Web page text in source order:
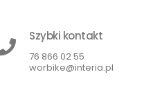
Szybki kontakt
76 866 02 55
worbike@interia.pl